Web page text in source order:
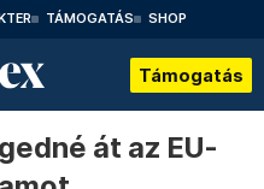
TÁMOGATÁS SHOP
Támogatás
át az EU-